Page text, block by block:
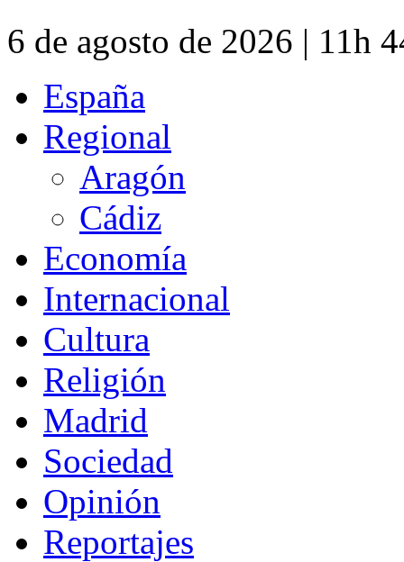
6 de agosto de 2026 | 11h
España
Regional
Aragón
Cádiz
Economía
Internacional
Cultura
Religión
Madrid
Sociedad
Opinión
Reportajes